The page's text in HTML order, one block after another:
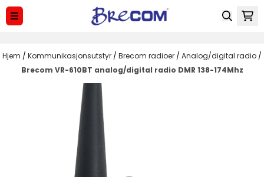
Hopp til innhold
Hjem / Kommunikasjonsutstyr / Brecom radioer / Analog/digital radio /
Brecom VR-610BT analog/digital radio DMR 138-174Mhz